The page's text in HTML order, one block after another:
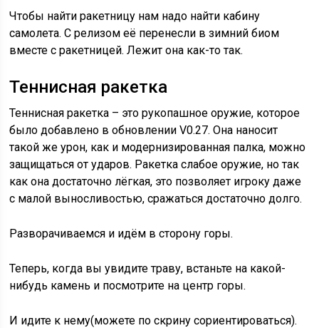
Чтобы найти ракетницу нам надо найти кабину
самолета. С релизом её перенесли в зимний биом
вместе с ракетницей. Лежит она как-то так.
Теннисная ракетка
Теннисная ракетка – это рукопашное оружие, которое
было добавлено в обновлении V0.27. Она наносит
такой же урон, как и модернизированная палка, можно
защищаться от ударов. Ракетка слабое оружие, но так
как она достаточно лёгкая, это позволяет игроку даже
с малой выносливостью, сражаться достаточно долго.
Разворачиваемся и идём в сторону горы.
Теперь, когда вы увидите траву, встаньте на какой-
нибудь камень и посмотрите на центр горы.
И идите к нему(можете по скрину сориентироваться).